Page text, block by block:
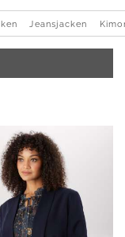
Jeansjacken